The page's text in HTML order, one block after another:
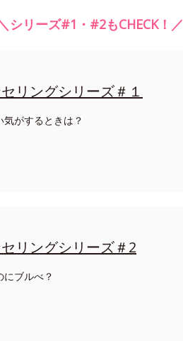
シリーズ#1・#2もCHECK！／
リングシリーズ＃１
がするときは？
リングシリーズ＃2
ブルべ？